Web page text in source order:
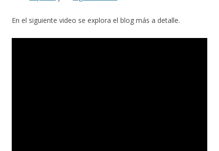
En el siguiente video se explora el blog más a detalle.